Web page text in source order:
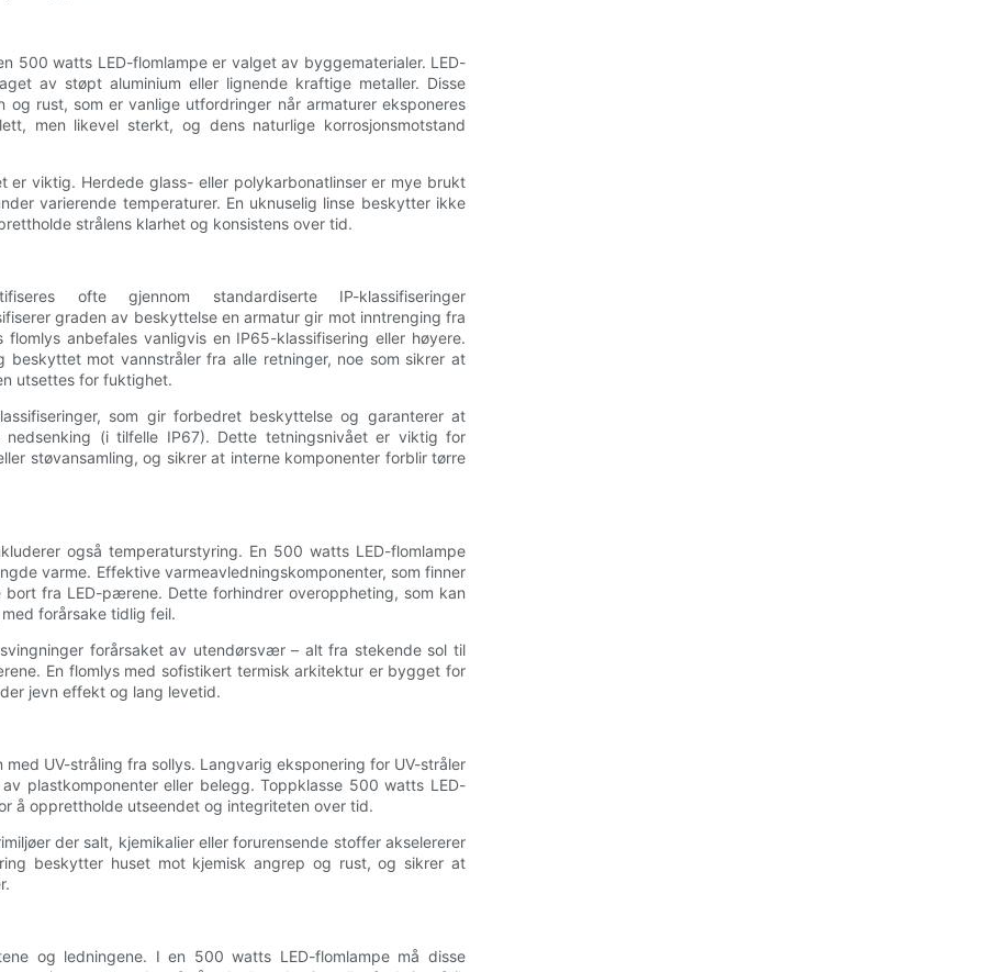
500 watts LED-flomlampe er valget av byggematerialer. LED-
av støpt aluminium eller lignende kraftige metaller. Disse
rust, som er vanlige utfordringer når armaturer eksponeres
men likevel sterkt, og dens naturlige korrosjonsmotstand
er viktig. Herdede glass- eller polykarbonatlinser er mye brukt
varierende temperaturer. En uknuselig linse beskytter ikke
strålens klarhet og konsistens over tid.
ofte gjennom standardiserte IP-klassifiseringer
graden av beskyttelse en armatur gir mot inntrenging fra
anbefales vanligvis en IP65-klassifisering eller høyere.
mot vannstråler fra alle retninger, noe som sikrer at
utsettes for fuktighet.
som gir forbedret beskyttelse og garanterer at
(i tilfelle IP67). Dette tetningsnivået er viktig for
støvansamling, og sikrer at interne komponenter forblir tørre
også temperaturstyring. En 500 watts LED-flomlampe
varme. Effektive varmeavledningskomponenter, som finner
fra LED-pærene. Dette forhindrer overoppheting, som kan
forårsake tidlig feil.
forårsaket av utendørsvær – alt fra stekende sol til
En flomlys med sofistikert termisk arkitektur er bygget for
jevn effekt og lang levetid.
UV-stråling fra sollys. Langvarig eksponering for UV-stråler
plastkomponenter eller belegg. Toppklasse 500 watts LED-
å opprettholde utseendet og integriteten over tid.
der salt, kjemikalier eller forurensende stoffer akselererer
beskytter huset mot kjemisk angrep og rust, og sikrer at
og ledningene. I en 500 watts LED-flomlampe må disse